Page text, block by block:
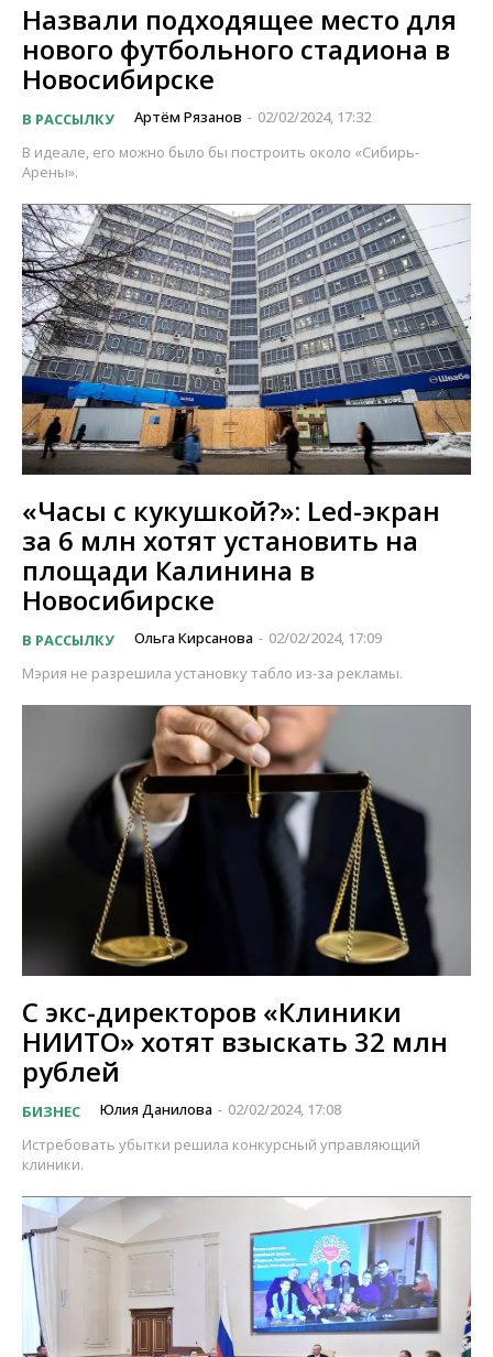
Назвали подходящее место для
нового футбольного стадиона в
Новосибирске
В РАССЫЛКУ Артём Рязанов - 02/02/2024, 17:32
В идеале, его можно было бы построить около «Сибирь-
Арены».
«Часы с кукушкой?»: Led-экран
за 6 млн хотят установить на
площади Калинина в
Новосибирске
В РАССЫЛКУ Ольга Кирсанова - 02/02/2024, 17:09
Мэрия не разрешила установку табло из-за рекламы.
С экс-директоров «Клиники
НИИТО» хотят взыскать 32 млн
рублей
БИЗНЕС Юлия Данилова - 02/02/2024, 17:08
Истребовать убытки решила конкурсный управляющий
клиники.